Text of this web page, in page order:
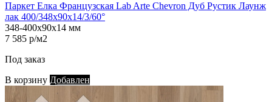
Паркет Елка Французская Lab Arte Chevron Дуб Рустик Лаунж
лак 400/348х90х14/3/60°
348-400х90х14 мм
7 585 р/м2
Под заказ
В корзину Добавлен